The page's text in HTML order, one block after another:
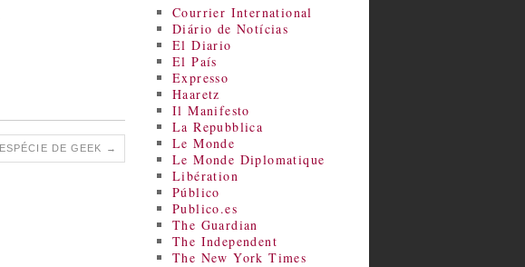
ESPÉCIE DE GEEK →
Courrier International
Diário de Notícias
El Diario
El País
Expresso
Haaretz
Il Manifesto
La Repubblica
Le Monde
Le Monde Diplomatique
Libération
Público
Publico.es
The Guardian
The Independent
The New York Times